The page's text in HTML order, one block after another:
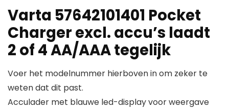
Varta 57642101401 Pocket
Charger excl. accu’s laadt
2 of 4 AA/AAA tegelijk
Voer het modelnummer hierboven in om zeker te
weten dat dit past.
Acculader met blauwe led-display voor weergave